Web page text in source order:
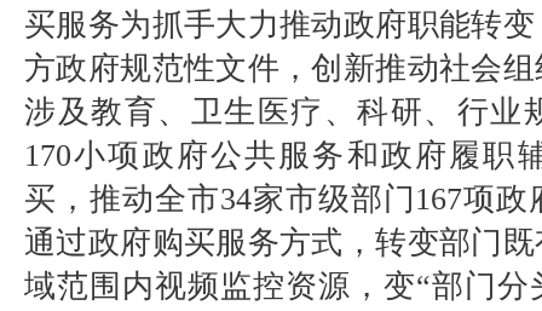
买服务为抓手大力推动政府职能转
方政府规范性文件，创新推动社会
涉及教育、卫生医疗、科研、行业
170小项政府公共服务和政府履职
买，推动全市34家市级部门 167项政
通过政府购买服务方式，转变部门
域范围内视频监控资源，变“部门分